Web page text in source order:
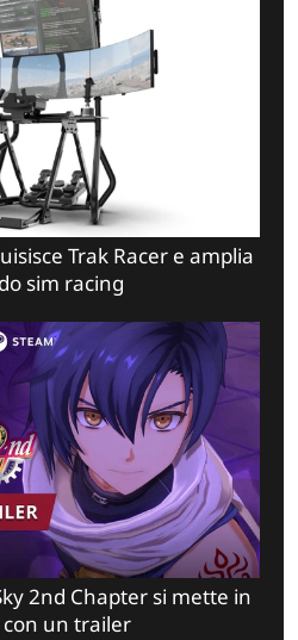
Trak Racer e amplia
sim racing
2nd Chapter si mette in
un trailer